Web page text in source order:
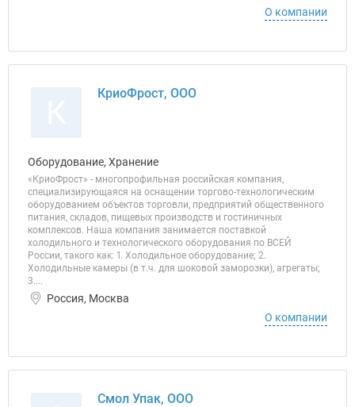
О компании
КриоФрост, ООО
Оборудование, Хранение
«КриоФрост» - многопрофильная российская компания,
специализирующаяся на оснащении торгово-технологическим
оборудованием объектов торговли, предприятий общественного
питания, складов, пищевых производств и гостиничных
комплексов. Наша компания занимается поставкой
холодильного и технологического оборудования по ВСЕЙ
России, такого как: 1. Холодильное оборудование; 2.
Холодильные камеры (в т.ч. для шоковой заморозки), агрегаты;
3....
Россия, Москва
О компании
Смол Упак, ООО